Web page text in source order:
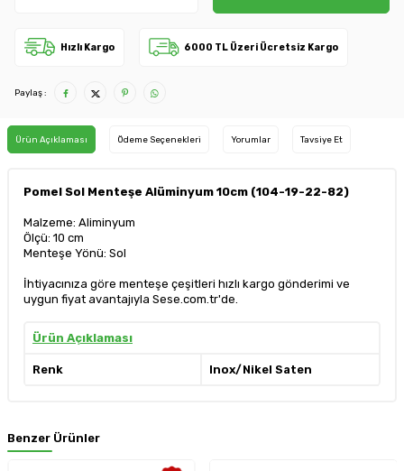
Hızlı Kargo 6000 TL Üzeri Ücretsiz Kargo
Paylaş :
Ürün Açıklaması Ödeme Seçenekleri Yorumlar Tavsiye Et
Pomel Sol Menteşe Alüminyum 10cm (104-19-22-82)
Malzeme: Aliminyum
Ölçü: 10 cm
Menteşe Yönü: Sol
İhtiyacınıza göre menteşe çeşitleri hızlı kargo gönderimi ve
uygun fiyat avantajıyla Sese.com.tr'de.
Ürün Açıklaması
Renk Inox/Nikel Saten
Benzer Ürünler